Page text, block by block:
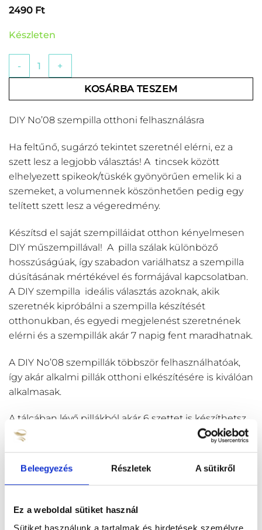
Beleegyezés Részletek A sütikről
Ez a weboldal sütiket használ
2490 Ft
Készleten
DIY No'08 Szempilla Otthoni felhasználásra mennyiség
KOSÁRBA TESZEM
DIY No’08 szempilla otthoni felhasználásra
Ha feltűnő, sugárzó tekintet szeretnél elérni, ez a
szett lesz a legjobb választás! A tincsek között
elhelyezett spikeok/tüskék gyönyörűen emelik ki a
szemeket, a volumennek köszönhetően pedig egy
telített szett lesz a végeredmény.
Készítsd el saját szempilláidat otthon kényelmesen
DIY műszempillával! A pilla szálak különböző
hosszúságúak, így szabadon variálhatsz a szempilla
dúsításának mértékével és formájával kapcsolatban.
A DIY szempilla ideális választás azoknak, akik
szeretnék kipróbálni a szempilla készítését
otthonukban, és egyedi megjelenést szeretnének
elérni és a szempillák akár 7 napig fent maradhatnak.
A DIY No’08 szempillák többször felhasználhatóak,
így akár alkalmi pillák otthoni elkészítésére is kiválóan
alkalmasak.
A tálcában lévő pillákból akár 6 szettet is készíthetsz
magadnak.
TOVÁBBI INFORMÁCIÓK